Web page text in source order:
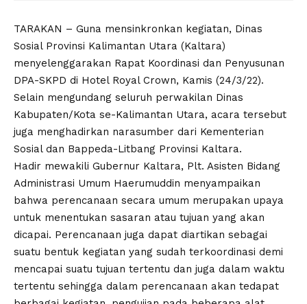
TARAKAN – Guna mensinkronkan kegiatan, Dinas
Sosial Provinsi Kalimantan Utara (Kaltara)
menyelenggarakan Rapat Koordinasi dan Penyusunan
DPA-SKPD di Hotel Royal Crown, Kamis (24/3/22).
Selain mengundang seluruh perwakilan Dinas
Kabupaten/Kota se-Kalimantan Utara, acara tersebut
juga menghadirkan narasumber dari Kementerian
Sosial dan Bappeda-Litbang Provinsi Kaltara.
Hadir mewakili Gubernur Kaltara, Plt. Asisten Bidang
Administrasi Umum Haerumuddin menyampaikan
bahwa perencanaan secara umum merupakan upaya
untuk menentukan sasaran atau tujuan yang akan
dicapai. Perencanaan juga dapat diartikan sebagai
suatu bentuk kegiatan yang sudah terkoordinasi demi
mencapai suatu tujuan tertentu dan juga dalam waktu
tertentu sehingga dalam perencanaan akan tedapat